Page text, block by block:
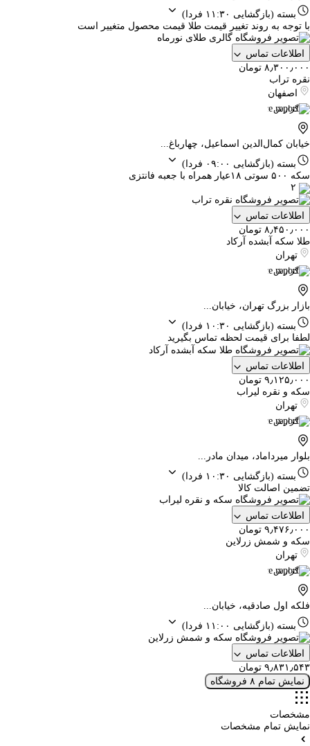
بسته (بازگشایی ۱۱:۳۰ فردا)
با توجه به روند تغییر قیمت طلا قیمت محصول متغییر است
اطلاعات تماس
۸٫۳۰۰٫۰۰۰ تومان
نقره تراب
اصفهان
گزارش
خیابان کمال‌الدین اسماعیل، چهارباغ...
بسته (بازگشایی ۰۹:۰۰ فردا)
سکه ۵۰۰ سوتی ۱۸عیار همراه با جعبه فانتزی
۲
اطلاعات تماس
۸٫۴۵۰٫۰۰۰ تومان
طلا سکه آبشده آرکاد
تهران
گزارش
بازار بزرگ تهران، خیابان...
بسته (بازگشایی ۱۰:۳۰ فردا)
لطفا برای قیمت لحظه تماس بگیرید
اطلاعات تماس
۹٫۱۲۵٫۰۰۰ تومان
سکه و نقره لیراب
تهران
گزارش
بلوار میرداماد، میدان مادر...
بسته (بازگشایی ۱۰:۳۰ فردا)
تضمین اصالت کالا
اطلاعات تماس
۹٫۴۷۶٫۰۰۰ تومان
سکه و شمش زرلاین
تهران
گزارش
فلکه اول صادقیه، خیابان...
بسته (بازگشایی ۱۱:۰۰ فردا)
اطلاعات تماس
۹٫۸۳۱٫۵۴۳ تومان
نمایش تمام ۸ فروشگاه
مشخصات
نمایش تمام مشخصات